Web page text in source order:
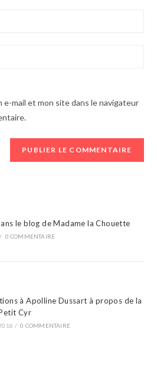
e-mail et mon site dans le navigateur
le blog de Madame la Chouette
/ 0 COMMENTAIRE
à Apolline Dussart à propos de la
Cyr
/ 0 COMMENTAIRE